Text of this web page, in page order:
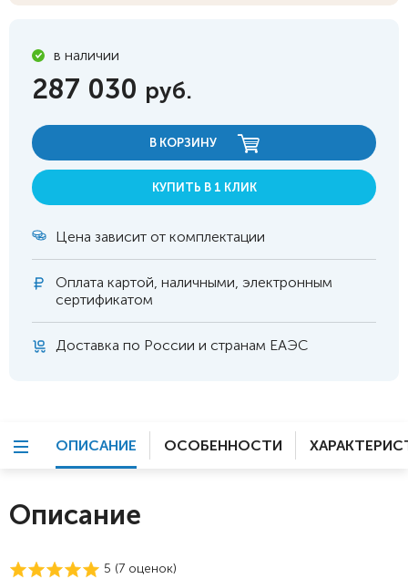
в наличии
287 030 руб.
В КОРЗИНУ
КУПИТЬ В 1 КЛИК
Цена зависит от комплектации
Оплата картой, наличными, электронным
сертификатом
Доставка по России и странам ЕАЭС
ОПИСАНИЕ ОСОБЕННОСТИ
Описание
5 (7 оценок)